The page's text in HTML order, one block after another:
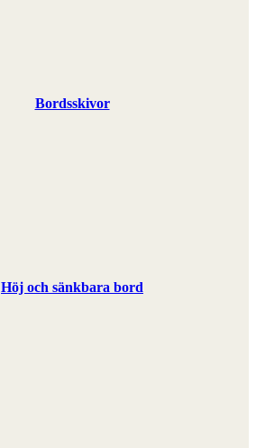
Bordsskivor
Höj och sänkbara bord